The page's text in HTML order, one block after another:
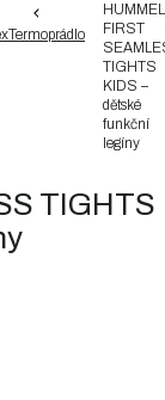
Termoprádlo
HUMMEL
FIRST
TIGHTS
KIDS –
dětské
funkční
legíny
TIGHTS